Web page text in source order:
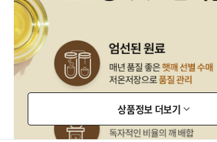
상품정보 더보기